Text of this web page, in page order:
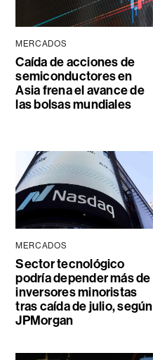
MERCADOS
Caída de acciones de
semiconductores en
Asia frena el avance de
las bolsas mundiales
MERCADOS
Sector tecnológico
podría depender más de
inversores minoristas
tras caída de julio, según
JPMorgan